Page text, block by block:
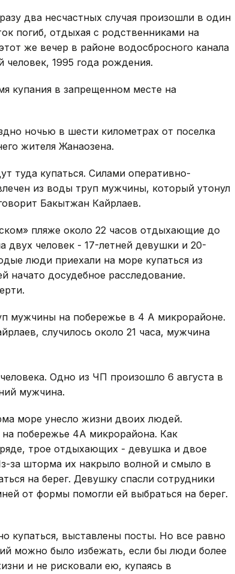
два несчастных случая произошли в один
погиб, отдыхая с родственниками на
же вечер в районе водосбросного канала
1995 года рождения.
купания в запрещенном месте на
ночью в шести километрах от поселка
жителя Жанаозена.
туда купаться. Силами оперативно-
из воды труп мужчины, который утонул
Бакытжан Кайрлаев.
пляже около 22 часов отдыхающие до
двух человек - 17-летней девушки и 20-
люди приехали на море купаться из
начато досудебное расследование.
мужчины на побережье в 4 А микрорайоне.
случилось около 21 часа, мужчина
Одно из ЧП произошло 6 августа в
мужчина.
море унесло жизни двоих людей.
побережье 4А микрорайона. Как
трое отдыхающих - девушка и двое
за шторма их накрыло волной и смыло в
на берег. Девушку спасли сотрудники
от формы помогли ей выбраться на берег.
купаться, выставлены посты. Но все равно
можно было избежать, если бы люди более
и не рисковали ею, купаясь в